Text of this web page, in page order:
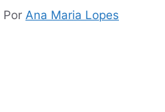
Por Ana Maria Lopes